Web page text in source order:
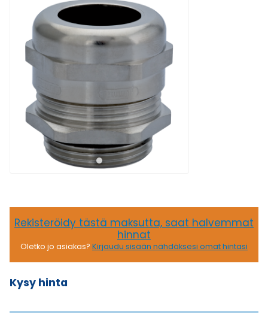
Rekisteröidy tästä maksutta, saat halvemmat
hinnat
Oletko jo asiakas? Kirjaudu sisään nähdäksesi omat hintasi
Kysy hinta